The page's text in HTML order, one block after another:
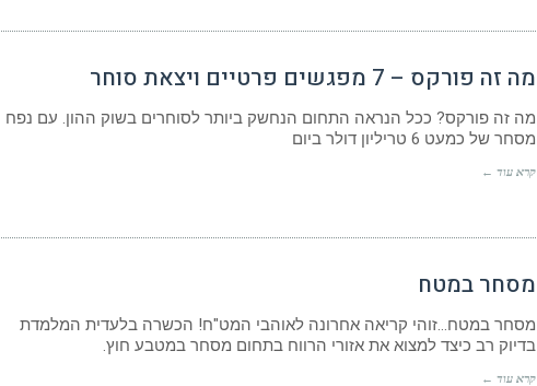
מה זה פורקס – 7 מפגשים פרטיים ויצאת סוחר
מה זה פורקס? ככל הנראה התחום הנחשק ביותר לסוחרים בשוק ההון. עם נפח
מסחר של כמעט 6 טריליון דולר ביום
קרא עוד ←
מסחר במטח
מסחר במטח…זוהי קריאה אחרונה לאוהבי המט"ח! הכשרה בלעדית המלמדת
בדיוק רב כיצד למצוא את אזורי הרווח בתחום מסחר במטבע חוץ.
קרא עוד ←